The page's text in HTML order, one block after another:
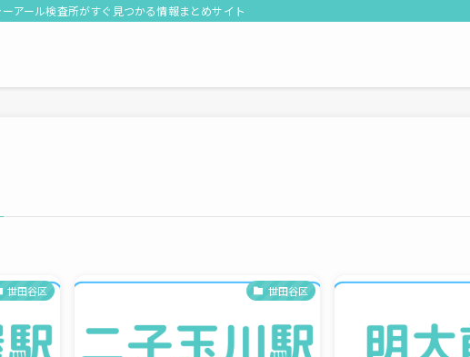
アール検査所がすぐ見つかる情報まとめサイト
世田谷区 世田谷区